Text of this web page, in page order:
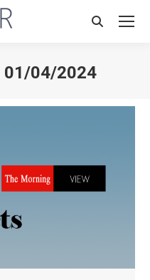
Search:
01/04/2024